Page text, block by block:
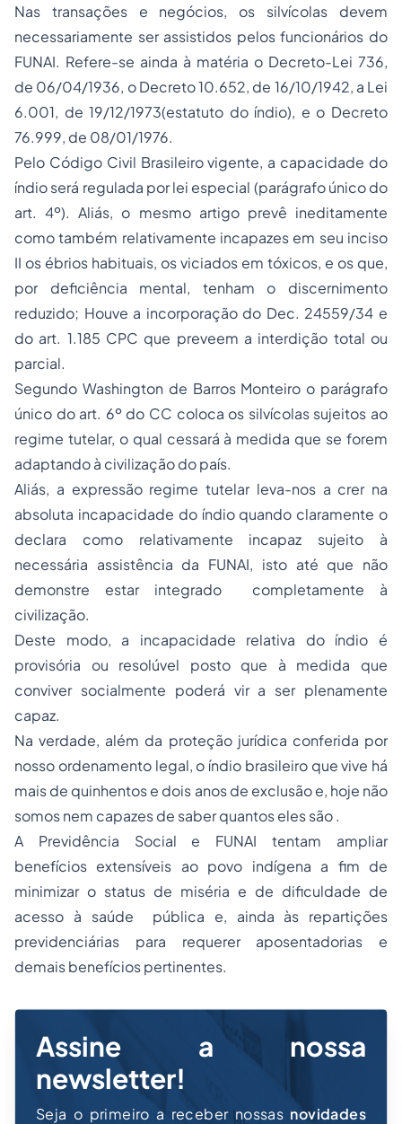
Nas transações e negócios, os silvícolas devem
necessariamente ser assistidos pelos funcionários do
FUNAI. Refere-se ainda à matéria o Decreto-Lei 736,
de 06/04/1936, o Decreto 10.652, de 16/10/1942, a Lei
6.001, de 19/12/1973(estatuto do índio), e o Decreto
76.999, de 08/01/1976.
Pelo Código Civil Brasileiro vigente, a capacidade do
índio será regulada por lei especial (parágrafo único do
art. 4º). Aliás, o mesmo artigo prevê ineditamente
como também relativamente incapazes em seu inciso
II os ébrios habituais, os viciados em tóxicos, e os que,
por deficiência mental, tenham o discernimento
reduzido; Houve a incorporação do Dec. 24559/34 e
do art. 1.185 CPC que preveem a interdição total ou
parcial.
Segundo Washington de Barros Monteiro o parágrafo
único do art. 6º do CC coloca os silvícolas sujeitos ao
regime tutelar, o qual cessará à medida que se forem
adaptando à civilização do país.
Aliás, a expressão regime tutelar leva-nos a crer na
absoluta incapacidade do índio quando claramente o
declara como relativamente incapaz sujeito à
necessária assistência da FUNAI, isto até que não
demonstre estar integrado completamente à
civilização.
Deste modo, a incapacidade relativa do índio é
provisória ou resolúvel posto que à medida que
conviver socialmente poderá vir a ser plenamente
capaz.
Na verdade, além da proteção jurídica conferida por
nosso ordenamento legal, o índio brasileiro que vive há
mais de quinhentos e dois anos de exclusão e, hoje não
somos nem capazes de saber quantos eles são .
A Previdência Social e FUNAI tentam ampliar
benefícios extensíveis ao povo indígena a fim de
minimizar o status de miséria e de dificuldade de
acesso à saúde pública e, ainda às repartições
previdenciárias para requerer aposentadorias e
demais benefícios pertinentes.
Assine a nossa
newsletter!
Seja o primeiro a receber nossas novidades